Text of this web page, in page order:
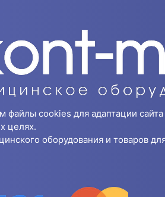
файлы cookies для адаптации
целях.
оборудования и товаров